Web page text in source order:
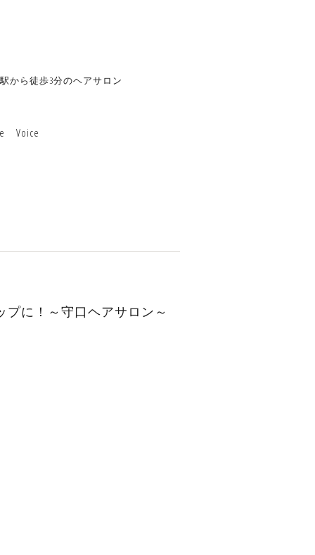
から徒歩3分のヘアサロン
Voice
に！～守口ヘアサロン～